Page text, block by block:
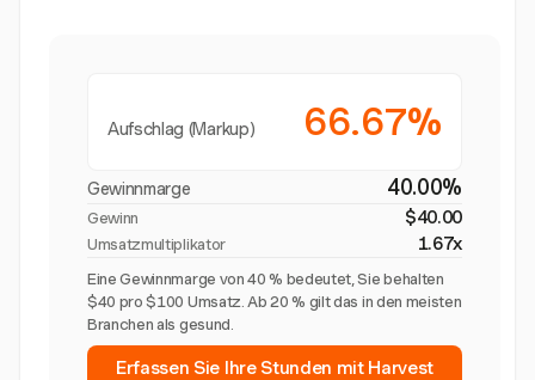
Aufschlag (Markup) 66.67%
Gewinnmarge 40.00%
Gewinn $40.00
Umsatzmultiplikator 1.67x
Eine Gewinnmarge von 40 % bedeutet, Sie behalten
$40 pro $100 Umsatz. Ab 20 % gilt das in den meisten
Branchen als gesund.
Erfassen Sie Ihre Stunden mit Harvest